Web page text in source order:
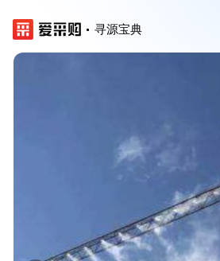
寻源宝典